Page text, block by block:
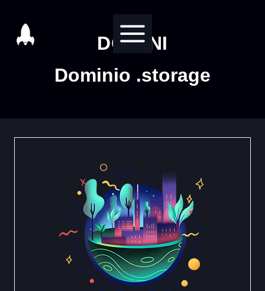
contenuto
DOMINI
Dominio .storage